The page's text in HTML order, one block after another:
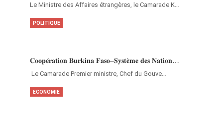
Le Ministre des Affaires étrangères, le Camarade K…
𝐂𝐨𝐨𝐩𝐞́𝐫𝐚𝐭𝐢𝐨𝐧 𝐁𝐮𝐫𝐤𝐢𝐧𝐚 𝐅𝐚𝐬𝐨–𝐒𝐲𝐬𝐭𝐞̀𝐦𝐞 𝐝𝐞𝐬 𝐍𝐚𝐭𝐢𝐨𝐧…
‎Le Camarade Premier ministre, Chef du Gouve…
POLITIQUE
ECONOMIE